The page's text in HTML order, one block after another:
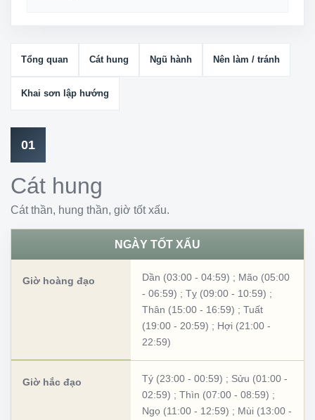
Tổng quan Cát hung Ngũ hành Nên làm / tránh
Khai sơn lập hướng
01
Cát hung
Cát thần, hung thần, giờ tốt xấu.
NGÀY TỐT XẤU
Giờ hoàng đạo Dần (03:00 - 04:59) ; Mão (05:00
- 06:59) ; Tỵ (09:00 - 10:59) ;
Thân (15:00 - 16:59) ; Tuất
(19:00 - 20:59) ; Hợi (21:00 -
22:59)
Giờ hắc đạo Tý (23:00 - 00:59) ; Sửu (01:00 -
02:59) ; Thìn (07:00 - 08:59) ;
Ngọ (11:00 - 12:59) ; Mùi (13:00 -